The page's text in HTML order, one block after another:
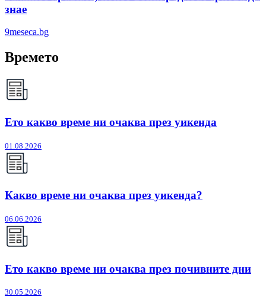
знае
9meseca.bg
Времето
Ето какво време ни очаква през уикенда
01.08.2026
Какво време ни очаква през уикенда?
06.06.2026
Ето какво време ни очаква през почивните дни
30.05.2026